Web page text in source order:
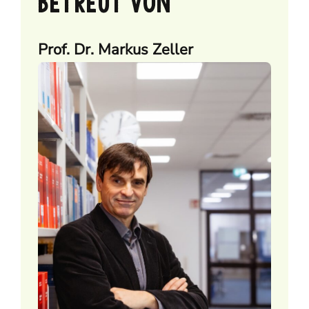
Prof. Dr. Markus Zeller